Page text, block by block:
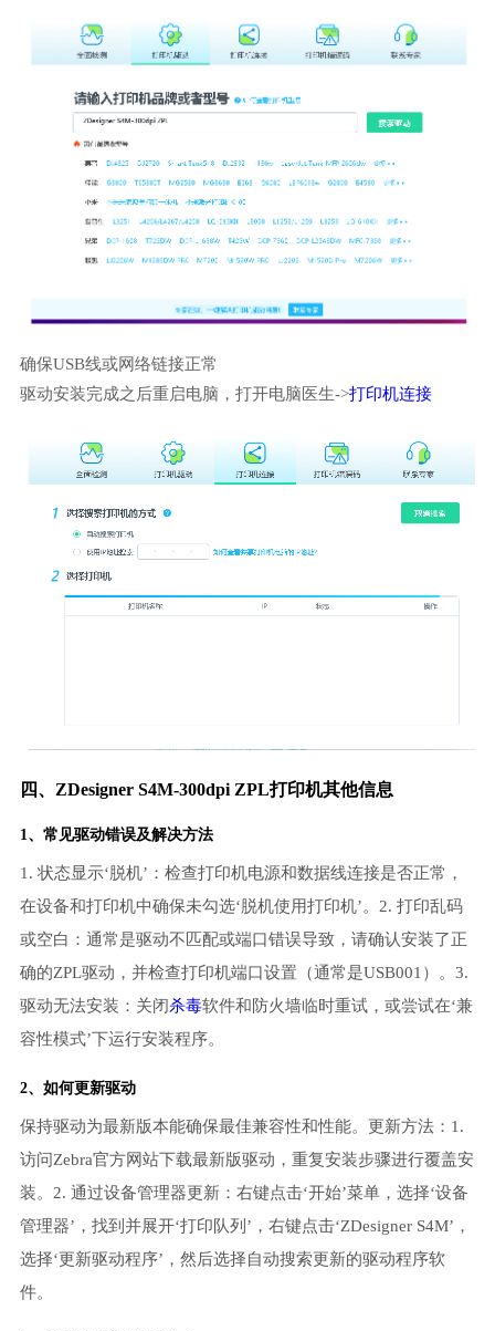
确保USB线或网络链接正常
驱动安装完成之后重启电脑，打开电脑医生->打印机连接
四、ZDesigner S4M-300dpi ZPL打印机其他信息
1、常见驱动错误及解决方法
1. 状态显示‘脱机’：检查打印机电源和数据线连接是否正常，
在设备和打印机中确保未勾选‘脱机使用打印机’。2. 打印乱码
或空白：通常是驱动不匹配或端口错误导致，请确认安装了正
确的ZPL驱动，并检查打印机端口设置（通常是USB001）。3.
驱动无法安装：关闭杀毒软件和防火墙临时重试，或尝试在‘兼
容性模式’下运行安装程序。
2、如何更新驱动
保持驱动为最新版本能确保最佳兼容性和性能。更新方法：1.
访问Zebra官方网站下载最新版驱动，重复安装步骤进行覆盖安
装。2. 通过设备管理器更新：右键点击‘开始’菜单，选择‘设备
管理器’，找到并展开‘打印队列’，右键点击‘ZDesigner S4M’，
选择‘更新驱动程序’，然后选择自动搜索更新的驱动程序软
件。